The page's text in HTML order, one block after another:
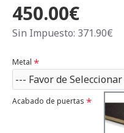
450.00€
Sin Impuesto: 371.90€
Metal
Acabado de puertas